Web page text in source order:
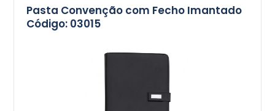
Pasta Convenção com Fecho Imantado
Código: 03015